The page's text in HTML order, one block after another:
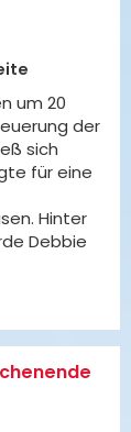
um 20
der
sich
für eine
Hinter
Debbie